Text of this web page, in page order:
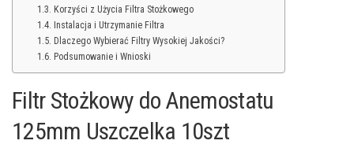
Korzyści z Użycia Filtra Stożkowego
Instalacja i Utrzymanie Filtra
Dlaczego Wybierać Filtry Wysokiej Jakości?
Podsumowanie i Wnioski
Filtr Stożkowy do Anemostatu
125mm Uszczelka 10szt